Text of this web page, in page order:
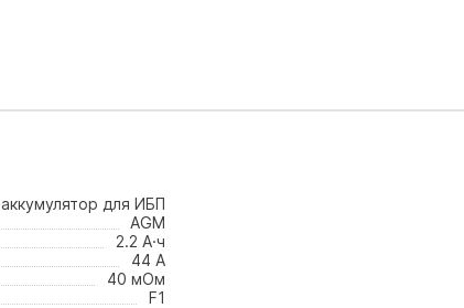
аккумулятор для ИБП
AGM
2.2 А·ч
44 А
40 мОм
F1